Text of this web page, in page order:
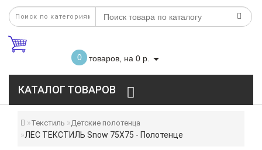
0 товаров, на 0 р.
КАТАЛОГ ТОВАРОВ
Текстиль Детские полотенца
ЛЕС ТЕКСТИЛЬ Snow 75X75 - Полотенце